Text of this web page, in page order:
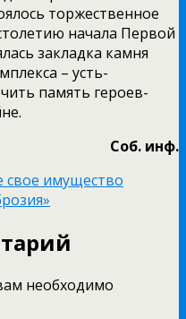
торжественное
начала Первой
закладка камня
– усть-
память героев-
Соб. инф.
свое имущество
необходимо